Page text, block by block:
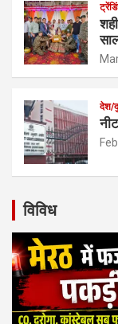
देश/
विविध